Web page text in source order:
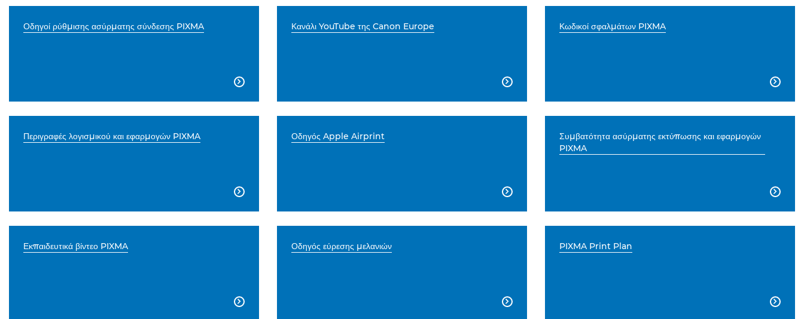
Οδηγοί ρύθμισης ασύρματης σύνδεσης PIXMA

Κανάλι YouTube της Canon Europe

Κωδικοί σφαλμάτων PIXMA

Περιγραφές λογισμικού και εφαρμογών PIXMA

Οδηγός Apple Airprint

Συμβατότητα ασύρματης εκτύπωσης και εφαρμογών
PIXMA

Εκπαιδευτικά βίντεο PIXMA

Οδηγός εύρεσης μελανιών

PIXMA Print Plan
